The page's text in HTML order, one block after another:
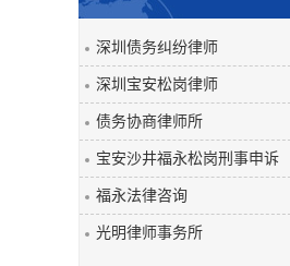
深圳债务纠纷律师
深圳宝安松岗律师
债务协商律师所
宝安沙井福永松岗刑事申诉
福永法律咨询
光明律师事务所